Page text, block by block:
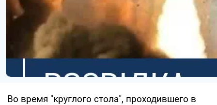
Во время "круглого стола", проходившего в